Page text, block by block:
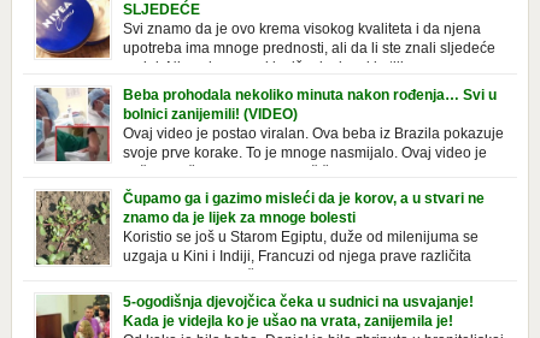
SLJEDEĆE
Svi znamo da je ovo krema visokog kvaliteta i da njena
upotreba ima mnoge prednosti, ali da li ste znali sljedeće
o njoj. Nivea krema u klasičnoj, plavoj kutiji,
prepoznatljivog mirisa i jednostavne formule, jeste nezamenljiv inventar
u kupatilima i muškaraca i žena. Mnogi ljudi se ne odvajaju od nje, pa je
čak nose sa […]
Beba prohodala nekoliko minuta nakon rođenja… Svi u
bolnici zanijemili! (VIDEO)
Ovaj video je postao viralan. Ova beba iz Brazila pokazuje
svoje prve korake. To je mnoge nasmijalo. Ovaj video je
baš neobičan. Ne viđamo baš često ovakve korake kod
novorođenih beba. Video je snimila babica, pregledalo ga je preko 80
miliona ljudi. Ove babice su ostale u čudu nakon što su vidjeli kako
beba želi […]
Čupamo ga i gazimo misleći da je korov, a u stvari ne
znamo da je lijek za mnoge bolesti
Koristio se još u Starom Egiptu, duže od milenijuma se
uzgaja u Kini i Indiji, Francuzi od njega prave različita
tradicionalna jela i čorbe… Jedino mi gazimo po njemu,
čupamo ga i bacamo kao korov! Tušt je jednogodišnji, ali vrlo uporan
“korov” koji, ka­da nam se jednom nastani u bašti ili dvorištu, teško ga se
5-ogodišnja djevojčica čeka u sudnici na usvajanje!
Kada je videjla ko je ušao na vrata, zanijemila je!